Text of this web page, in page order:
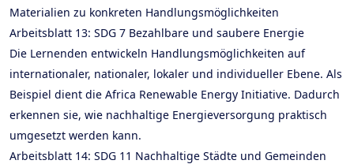
Materialien zu konkreten Handlungsmöglichkeiten
Arbeitsblatt 13: SDG 7 Bezahlbare und saubere Energie
Die Lernenden entwickeln Handlungsmöglichkeiten auf
internationaler, nationaler, lokaler und individueller Ebene. Als
Beispiel dient die Africa Renewable Energy Initiative. Dadurch
erkennen sie, wie nachhaltige Energieversorgung praktisch
umgesetzt werden kann.
Arbeitsblatt 14: SDG 11 Nachhaltige Städte und Gemeinden